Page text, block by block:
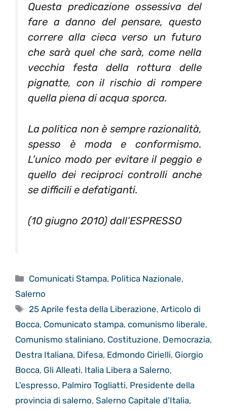
Questa predicazione ossessiva del
fare a danno del pensare, questo
correre alla cieca verso un futuro
che sarà quel che sarà, come nella
vecchia festa della rottura delle
pignatte, con il rischio di rompere
quella piena di acqua sporca.
La politica non è sempre razionalità,
spesso è moda e conformismo.
L’unico modo per evitare il peggio e
quello dei reciproci controlli anche
se difficili e defatiganti.
(10 giugno 2010) dall’ESPRESSO
Categorie
Comunicati Stampa, Politica Nazionale,
Salerno
Tag
25 Aprile festa della Liberazione,Articolo di
Bocca, Comunicato stampa, comunismo liberale,
Comunismo staliniano, Costituzione, Democrazia,
Destra Italiana, Difesa, Edmondo Cirielli, Giorgio
Bocca, Gli Alleati, Italia Libera a Salerno,
L'espresso, Palmiro Togliatti, Presidente della
provincia di salerno, Salerno Capitale d'Italia,